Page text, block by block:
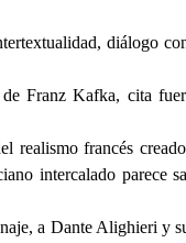
diálogo
Franz Kafka, cita
realismo francés
intercalado parece
a Dante Alighieri y